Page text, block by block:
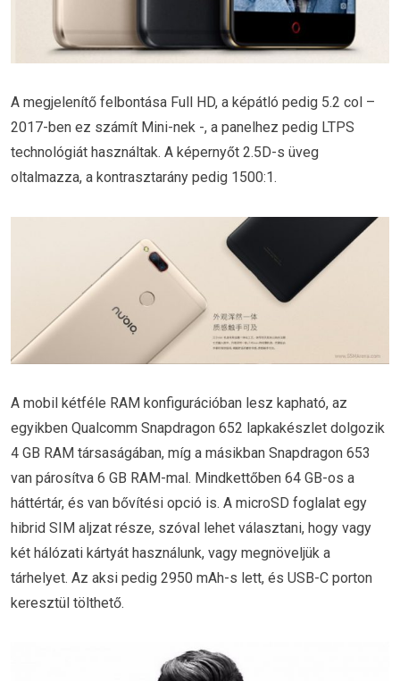
A megjelenítő felbontása Full HD, a képátló pedig 5.2 col –
2017-ben ez számít Mini-nek -, a panelhez pedig LTPS
technológiát használtak. A képernyőt 2.5D-s üveg
oltalmazza, a kontrasztarány pedig 1500:1.
A mobil kétféle RAM konfigurációban lesz kapható, az
egyikben Qualcomm Snapdragon 652 lapkakészlet dolgozik
4 GB RAM társaságában, míg a másikban Snapdragon 653
van párosítva 6 GB RAM-mal. Mindkettőben 64 GB-os a
háttértár, és van bővítési opció is. A microSD foglalat egy
hibrid SIM aljzat része, szóval lehet választani, hogy vagy
két hálózati kártyát használunk, vagy megnöveljük a
tárhelyet. Az aksi pedig 2950 mAh-s lett, és USB-C porton
keresztül tölthető.